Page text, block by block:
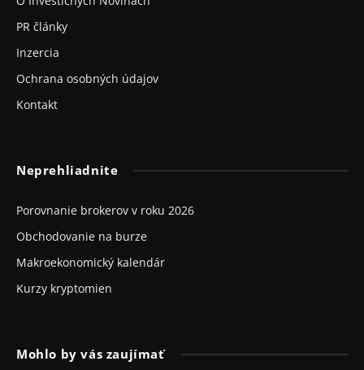
PR články
Inzercia
Ochrana osobných údajov
Kontakt
Neprehliadnite
Porovnanie brokerov v roku 2026
Obchodovanie na burze
Makroekonomický kalendár
Kurzy kryptomien
Mohlo by vás zaujímať